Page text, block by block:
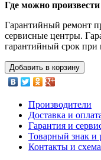
Где можно
Гарантийный ремонт
сервисные центры.
гарантийный срок при
Добавить в корзину
Производители
Доставка и
Гарантия и
Товарный знак и
Контакты и